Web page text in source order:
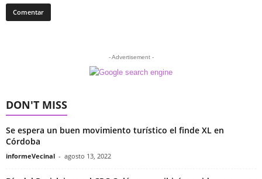
- Advertisement -
DON'T MISS
Se espera un buen movimiento turístico el finde XL en
Córdoba
informeVecinal - agosto 13, 2022